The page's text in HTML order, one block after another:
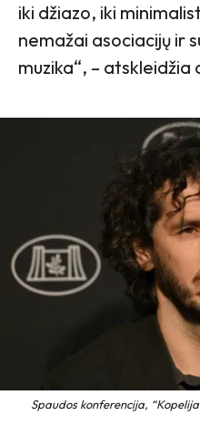
iki džiazo, iki
nemažai asociacijų ir
muzika“, –
Spaudos konferencija,